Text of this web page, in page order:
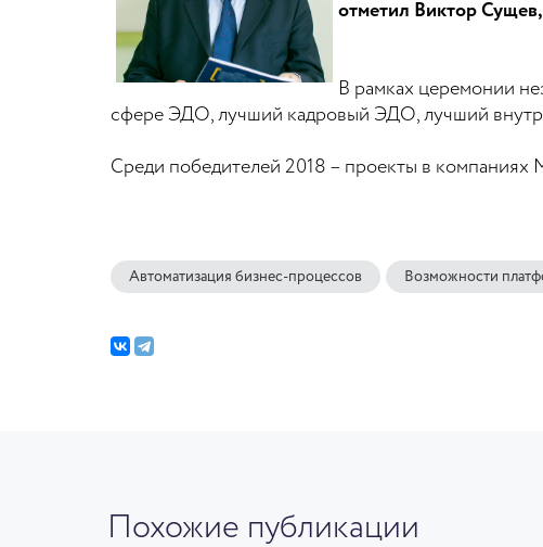
отметил Виктор
В рамках церемонии
сфере ЭДО, лучший кадровый ЭДО, лучший
Среди победителей 2018 – проекты в
Автоматизация бизнес-процессов Возможности
Похожие публикации